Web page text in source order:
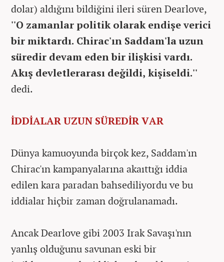
dolar) aldığını bildiğini ileri süren Dearlove,
''O zamanlar politik olarak endişe verici
bir miktardı. Chirac'ın Saddam'la uzun
süredir devam eden bir ilişkisi vardı.
Akış devletlerarası değildi, kişiseldi.''
dedi.
İDDİALAR UZUN SÜREDİR VAR
Dünya kamuoyunda birçok kez, Saddam'ın
Chirac'ın kampanyalarına akaıttığı iddia
edilen kara paradan bahsediliyordu ve bu
iddialar hiçbir zaman doğrulanamadı.
Ancak Dearlove gibi 2003 Irak Savaşı'nın
yanlış olduğunu savunan eski bir